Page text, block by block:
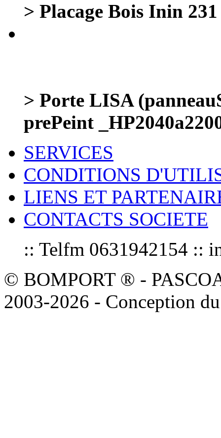
> Placage Bois Inin 231
> Porte LISA
prePeint
SERVICES
CONDITIONS
LIENS ET
CONTACTS SOCIETE
:: Telfm 0631942154 ::
© BOMPORT ® -
2003-2026 - Conception